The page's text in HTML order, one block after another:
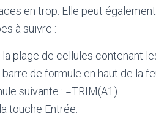
en trop. Elle peut
à suivre :
plage de cellules contenant
de formule en haut de la
suivante : =TRIM(A1)
touche Entrée.